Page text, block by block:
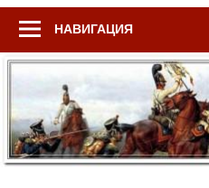
НАВИГАЦИЯ